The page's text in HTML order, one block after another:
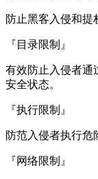
防止黑客入侵和提
『目录限制』
有效防止入侵者通
安全状态。
『执行限制』
防范入侵者执行危
『网络限制』